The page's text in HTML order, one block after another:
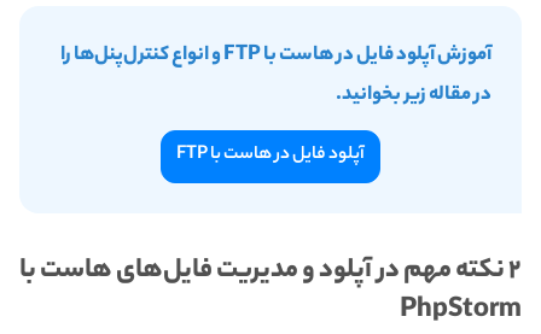
آموزش آپلود فایل در هاست با FTP و انواع کنترل‌پنل‌ها را
در مقاله زیر بخوانید.
آپلود فایل در هاست با FTP
۲ نکته مهم در آپلود و مدیریت فایل‌های هاست با
PhpStorm